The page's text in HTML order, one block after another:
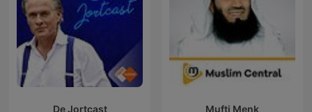
De Jortcast Mufti Menk